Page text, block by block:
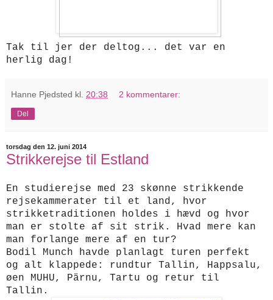
Tak til jer der deltog... det var en
herlig dag!
Hanne Pjedsted kl. 20:38 2 kommentarer:
Del
torsdag den 12. juni 2014
Strikkerejse til Estland
En studierejse med 23 skønne strikkende
rejsekammerater til et land, hvor
strikketraditionen holdes i hævd og hvor
man er stolte af sit strik. Hvad mere kan
man forlange mere af en tur?
Bodil Munch havde planlagt turen perfekt
og alt klappede: rundtur Tallin, Happsalu,
øen MUHU, Pärnu, Tartu og retur til
Tallin.